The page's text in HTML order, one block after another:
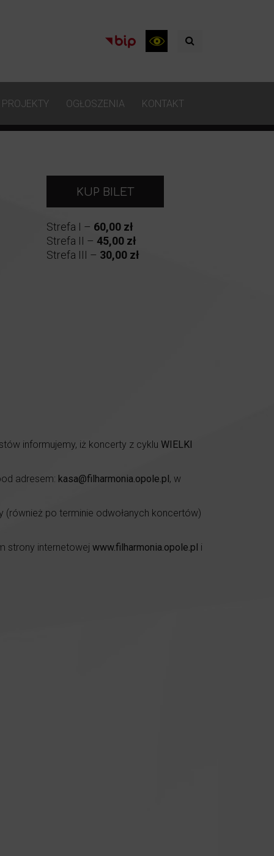
PROJEKTY OGŁOSZENIA KONTAKT
KUP BILET
Strefa I – 60,00 zł
Strefa II – 45,00 zł
Strefa III – 30,00 zł
informujemy, iż koncerty z cyklu WIELKI
adresem: kasa@filharmonia.opole.pl, w
po terminie odwołanych koncertów)
strony internetowej www.filharmonia.opole.pl i